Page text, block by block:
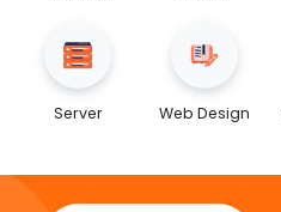
Server Web Design